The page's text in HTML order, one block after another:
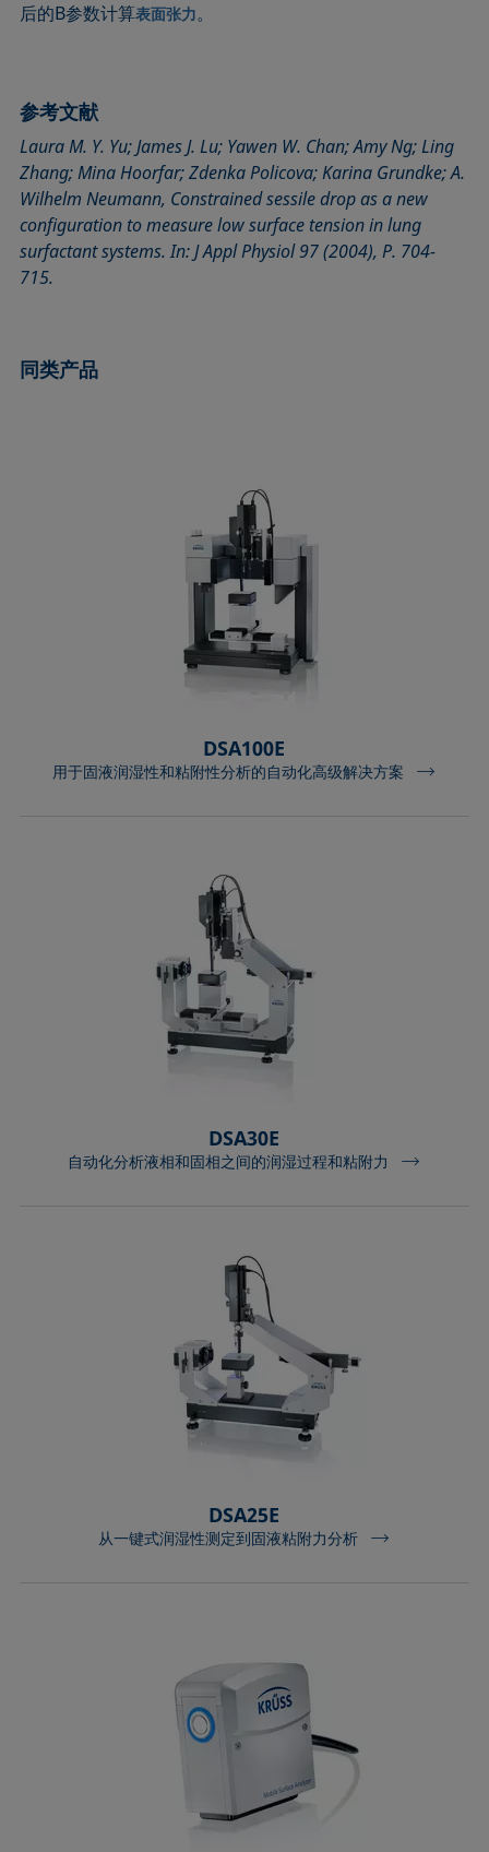
后的B参数计算表面张力。
参考文献
Laura M. Y. Yu; James J. Lu; Yawen W. Chan; Amy Ng; Ling
Zhang; Mina Hoorfar; Zdenka Policova; Karina Grundke; A.
Wilhelm Neumann, Constrained sessile drop as a new
configuration to measure low surface tension in lung
surfactant systems. In: J Appl Physiol 97 (2004), P. 704-
715.
同类产品
DSA100E
用于固液润湿性和粘附性分析的自动化高级解决方案
DSA30E
自动化分析液相和固相之间的润湿过程和粘附力
DSA25E
从一键式润湿性测定到固液粘附力分析